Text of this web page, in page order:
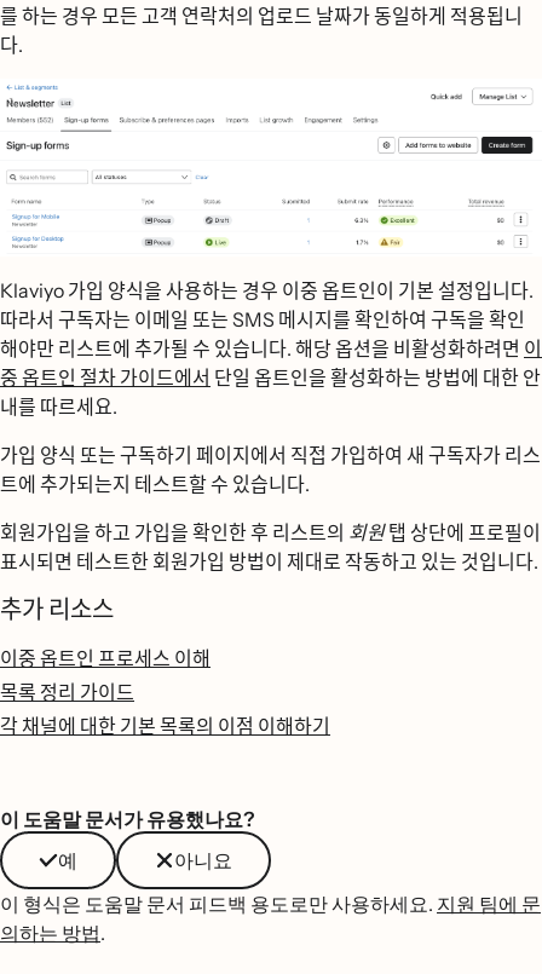
를 하는 경우 모든 고객 연락처의 업로드 날짜가 동일하게 적용됩니
다.
Klaviyo 가입 양식을 사용하는 경우 이중 옵트인이 기본 설정입니다.
따라서 구독자는 이메일 또는 SMS 메시지를 확인하여 구독을 확인
해야만 리스트에 추가될 수 있습니다. 해당 옵션을 비활성화하려면 이
중 옵트인 절차 가이드에서 단일 옵트인을 활성화하는 방법에 대한 안
내를 따르세요.
가입 양식 또는 구독하기 페이지에서 직접 가입하여 새 구독자가 리스
트에 추가되는지 테스트할 수 있습니다.
회원가입을 하고 가입을 확인한 후 리스트의 회원탭 상단에 프로필이
표시되면 테스트한 회원가입 방법이 제대로 작동하고 있는 것입니다.
추가 리소스
이중 옵트인 프로세스 이해
목록 정리 가이드
각 채널에 대한 기본 목록의 이점 이해하기
이 도움말 문서가 유용했나요?
예
아니요
이 형식은 도움말 문서 피드백 용도로만 사용하세요. 지원 팀에 문
의하는 방법.